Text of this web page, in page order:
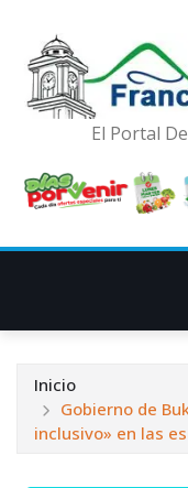
El Portal
Inicio
Gobierno de
inclusivo» en las